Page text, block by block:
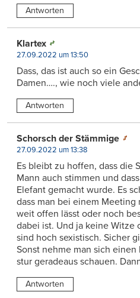
Antworten
Klartex
27.09.2022 um 13:50
Dass, das ist auch so ein
Damen…., wie noch viele
Antworten
Schorsch der Stämmige
27.09.2022 um 13:38
Es bleibt zu hoffen, dass die
Mann auch stimmen und
Elefant gemacht wurde. Es
dass man bei einem Meeting
weit offen lässt oder noch
dabei ist. Und ja keine Witze
sind hoch sexistisch. Sicher
Sonst nehme man sich
stur geradeaus schauen.
Antworten